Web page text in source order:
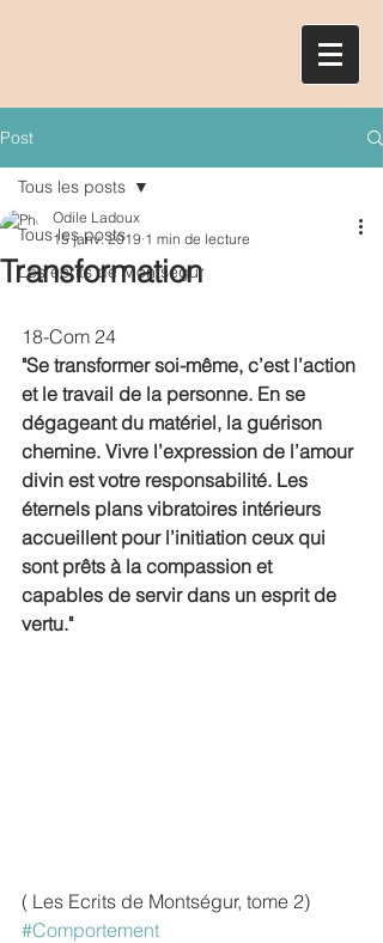
Post
Tous les posts
Les écrits de Montségur
Tous les posts
Transformation
Odile Ladoux
15 janv. 2019 1 min de lecture
18-Com 24
"Se transformer soi-même, c’est l’action
et le travail de la personne. En se
dégageant du matériel, la guérison
chemine. Vivre l’expression de l’amour
divin est votre responsabilité. Les
éternels plans vibratoires intérieurs
accueillent pour l’initiation ceux qui
sont prêts à la compassion et
capables de servir dans un esprit de
vertu."
( Les Ecrits de Montségur, tome 2)
#Comportement